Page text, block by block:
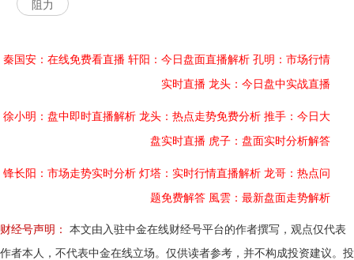
阻力
秦国安：在线免费看直播 轩阳：今日盘面直播解析 孔明：市场行情
实时直播 龙头：今日盘中实战直播
徐小明：盘中即时直播解析 龙头：热点走势免费分析 推手：今日大
盘实时直播 虎子：盘面实时分析解答
锋长阳：市场走势实时分析 灯塔：实时行情直播解析 龙哥：热点问
题免费解答 風雲：最新盘面走势解析
财经号声明：
本文由入驻中金在线财经号平台的作者撰写，观点仅代表
作者本人，不代表中金在线立场。仅供读者参考，并不构成投资建议。投